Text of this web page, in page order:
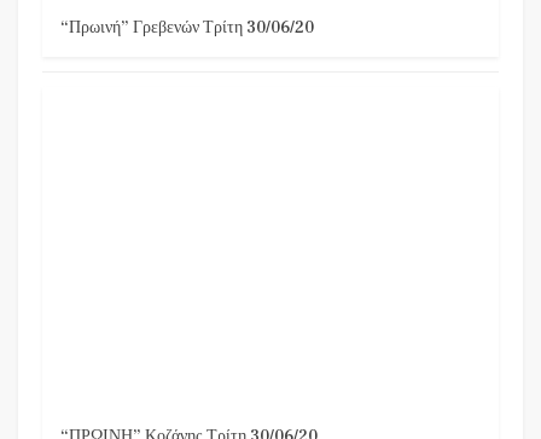
“Πρωινή” Γρεβενών Τρίτη 30/06/20